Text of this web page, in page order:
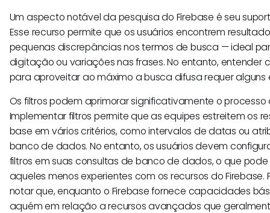
Um aspecto notável da pesquisa do Firebase é seu
Esse recurso permite que os usuários encontrem
pequenas discrepâncias nos termos de busca — ideal
digitação ou variações nas frases. No entanto, entender
para aproveitar ao máximo a busca difusa requer alguns
Os filtros podem aprimorar significativamente o processo
Implementar filtros permite que as equipes estreitem os
base em vários critérios, como intervalos de datas ou
banco de dados. No entanto, os usuários devem
filtros em suas consultas de banco de dados, o que
aqueles menos experientes com os recursos do Firebase.
notar que, enquanto o Firebase fornece capacidades
aquém em relação a recursos avançados que